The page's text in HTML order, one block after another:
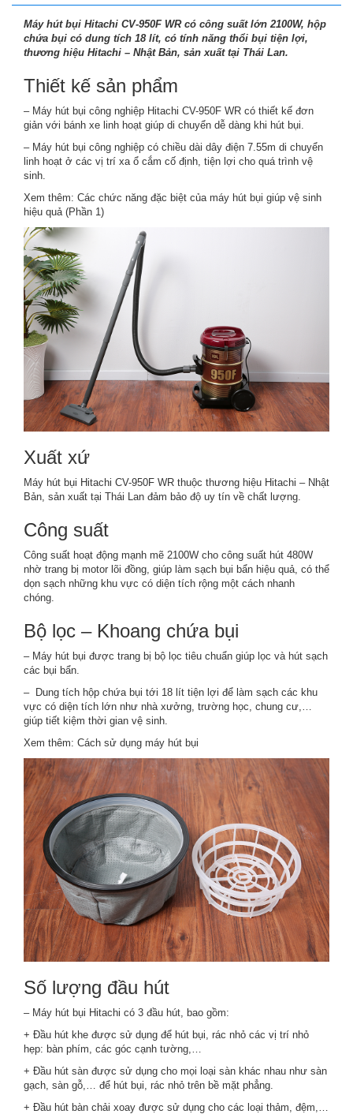
Máy hút bụi Hitachi CV-950F WR có công suất lớn 2100W, hộp
chứa bụi có dung tích 18 lít, có tính năng thổi bụi tiện lợi,
thương hiệu Hitachi – Nhật Bản, sản xuất tại Thái Lan.
Thiết kế sản phẩm
– Máy hút bụi công nghiệp Hitachi CV-950F WR có thiết kế đơn
giản với bánh xe linh hoạt giúp di chuyển dễ dàng khi hút bụi.
– Máy hút bụi công nghiệp có chiều dài dây điện 7.55m di chuyển
linh hoạt ở các vị trí xa ổ cắm cố định, tiện lợi cho quá trình vệ
sinh.
Xem thêm: Các chức năng đặc biệt của máy hút bụi giúp vệ sinh
hiệu quả (Phần 1)
Xuất xứ
Máy hút bụi Hitachi CV-950F WR thuộc thương hiệu Hitachi – Nhật
Bản, sản xuất tại Thái Lan đảm bảo độ uy tín về chất lượng.
Công suất
Công suất hoạt động mạnh mẽ 2100W cho công suất hút 480W
nhờ trang bị motor lõi đồng, giúp làm sạch bụi bẩn hiệu quả, có thể
dọn sạch những khu vực có diện tích rộng một cách nhanh
chóng.
Bộ lọc – Khoang chứa bụi
– Máy hút bụi được trang bị bộ lọc tiêu chuẩn giúp lọc và hút sạch
các bụi bẩn.
– Dung tích hộp chứa bụi tới 18 lít tiện lợi để làm sạch các khu
vực có diện tích lớn như nhà xưởng, trường học, chung cư,…
giúp tiết kiệm thời gian vệ sinh.
Xem thêm: Cách sử dụng máy hút bụi
Số lượng đầu hút
– Máy hút bụi Hitachi có 3 đầu hút, bao gồm:
+ Đầu hút khe được sử dụng để hút bụi, rác nhỏ các vị trí nhỏ
hẹp: bàn phím, các góc cạnh tường,…
+ Đầu hút sàn được sử dụng cho mọi loại sàn khác nhau như sàn
gạch, sàn gỗ,… để hút bụi, rác nhỏ trên bề mặt phẳng.
+ Đầu hút bàn chải xoay được sử dụng cho các loại thảm, đệm,…